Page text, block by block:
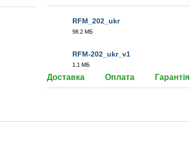
RFM_202_ukr
98.2 МБ
RFM-202_ukr_v1
1.1 МБ
Доставка Оплата Гарантія